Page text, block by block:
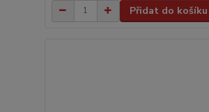
Přidat do košíku